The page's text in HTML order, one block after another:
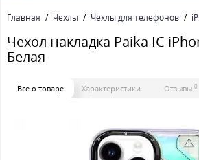
Главная Чехлы Чехлы для телефонов
Чехол накладка Paika IC
Белая
Все о товаре Характеристики Отзывы 0